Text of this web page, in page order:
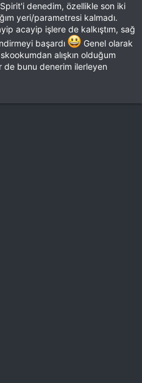
denedim, özellikle son iki
yeri/parametresi kalmadı.
acayip işlere de kalkıştım, sağ
başardı
Genel olarak
alışkın olduğum
de bunu denerim ilerleyen